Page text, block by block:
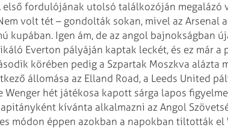
első fordulójának utolsó találkozóján megalázó
volt tét – gondolták sokan, mivel az Arsenal
kupában. Igen ám, de az angol bajnokságban
Everton pályáján kaptak leckét, és ez már a
körében pedig a Szpartak Moszkva alázta
állomása az Elland Road, a Leeds United
hét játékosa kapott sárga lapos
kívánta alkalmazni az Angol
módon éppen azokban a napokban tiltották el